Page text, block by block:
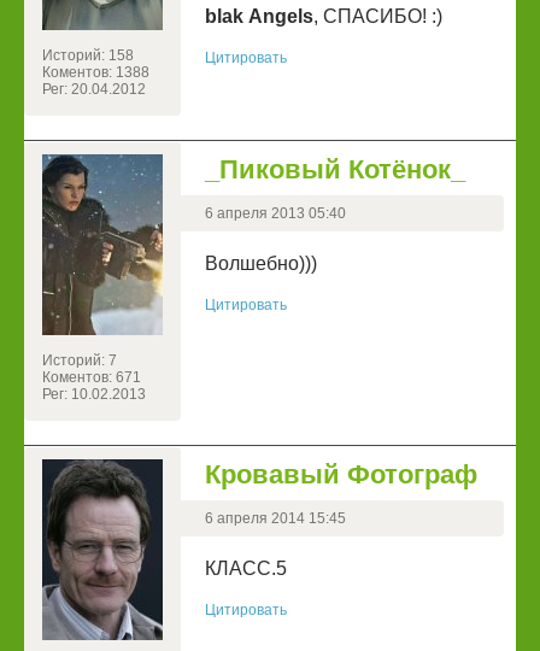
Историй: 158
Коментов: 1388
Рег: 20.04.2012
blak Angels, CПАСИБО! :)
Цитировать
Историй: 7
Коментов: 671
Рег: 10.02.2013
_Пиковый Котёнок_
6 апреля 2013 05:40
Волшебно)))
Цитировать
Кровавый Фотограф
6 апреля 2014 15:45
КЛАСС.5
Цитировать